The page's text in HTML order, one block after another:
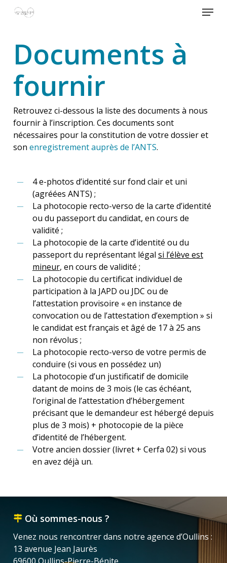
Skip
content
Menu
Documents à
fournir
Retrouvez ci-dessous la liste des documents à nous
fournir à l’inscription. Ces documents sont
nécessaires pour la constitution de votre dossier et
son enregistrement auprès de l’ANTS.
4 e-photos d’identité sur fond clair et uni
(agréées ANTS) ;
La photocopie recto-verso de la carte d’identité
ou du passeport du candidat, en cours de
validité ;
La photocopie de la carte d’identité ou du
passeport du représentant légal si l’élève est
mineur, en cours de validité ;
La photocopie du certificat individuel de
participation à la JAPD ou JDC ou de
l’attestation provisoire « en instance de
convocation ou de l’attestation d’exemption » si
le candidat est français et âgé de 17 à 25 ans
non révolus ;
La photocopie recto-verso de votre permis de
conduire (si vous en possédez un)
La photocopie d’un justificatif de domicile
datant de moins de 3 mois (le cas échéant,
l’original de l’attestation d’hébergement
précisant que le demandeur est hébergé depuis
plus de 3 mois) + photocopie de la pièce
d’identité de l’hébergent.
Votre ancien dossier (livret + Cerfa 02) si vous
en avez déjà un.
Où sommes-nous ?
Venez nous rencontrer dans notre agence d’Oullins :
13 avenue Jean Jaurès